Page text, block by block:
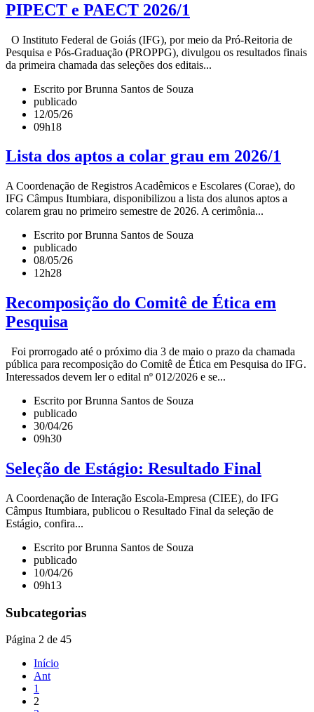
PIPECT e PAECT 2026/1
O Instituto Federal de Goiás (IFG), por meio da Pró-Reitoria de
Pesquisa e Pós-Graduação (PROPPG), divulgou os resultados finais
da primeira chamada das seleções dos editais...
Escrito por Brunna Santos de Souza
publicado
12/05/26
09h18
Lista dos aptos a colar grau em 2026/1
A Coordenação de Registros Acadêmicos e Escolares (Corae), do
IFG Câmpus Itumbiara, disponibilizou a lista dos alunos aptos a
colarem grau no primeiro semestre de 2026. A cerimônia...
Escrito por Brunna Santos de Souza
publicado
08/05/26
12h28
Recomposição do Comitê de Ética em
Pesquisa
Foi prorrogado até o próximo dia 3 de maio o prazo da chamada
pública para recomposição do Comitê de Ética em Pesquisa do IFG.
Interessados devem ler o edital nº 012/2026 e se...
Escrito por Brunna Santos de Souza
publicado
30/04/26
09h30
Seleção de Estágio: Resultado Final
A Coordenação de Interação Escola-Empresa (CIEE), do IFG
Câmpus Itumbiara, publicou o Resultado Final da seleção de
Estágio, confira...
Escrito por Brunna Santos de Souza
publicado
10/04/26
09h13
Subcategorias
Página 2 de 45
Início
Ant
1
2